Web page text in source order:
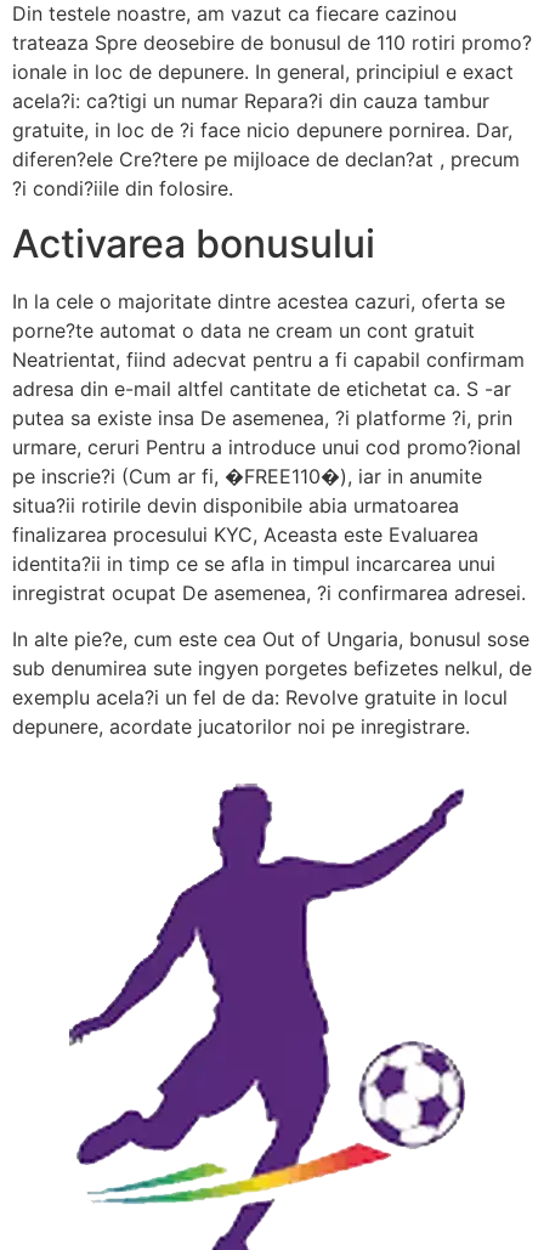
Din testele noastre, am vazut ca fiecare cazinou
trateaza Spre deosebire de bonusul de 110 rotiri promo?
ionale in loc de depunere. In general, principiul e exact
acela?i: ca?tigi un numar Repara?i din cauza tambur
gratuite, in loc de ?i face nicio depunere pornirea. Dar,
diferen?ele Cre?tere pe mijloace de declan?at , precum
?i condi?iile din folosire.
Activarea bonusului
In la cele o majoritate dintre acestea cazuri, oferta se
porne?te automat o data ne cream un cont gratuit
Neatrientat, fiind adecvat pentru a fi capabil confirmam
adresa din e-mail altfel cantitate de etichetat ca. S -ar
putea sa existe insa De asemenea, ?i platforme ?i, prin
urmare, ceruri Pentru a introduce unui cod promo?ional
pe inscrie?i (Cum ar fi, �FREE110�), iar in anumite
situa?ii rotirile devin disponibile abia urmatoarea
finalizarea procesului KYC, Aceasta este Evaluarea
identita?ii in timp ce se afla in timpul incarcarea unui
inregistrat ocupat De asemenea, ?i confirmarea adresei.
In alte pie?e, cum este cea Out of Ungaria, bonusul sose
sub denumirea sute ingyen porgetes befizetes nelkul, de
exemplu acela?i un fel de da: Revolve gratuite in locul
depunere, acordate jucatorilor noi pe inregistrare.